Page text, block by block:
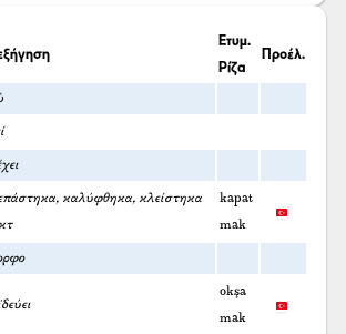
Ετυμ.
Ρίζα
Προέλ.
καλύφθηκα, κλείστηκα
kapat
mak
okşa
mak